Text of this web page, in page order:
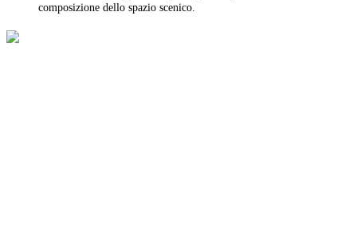
composizione dello spazio scenico.